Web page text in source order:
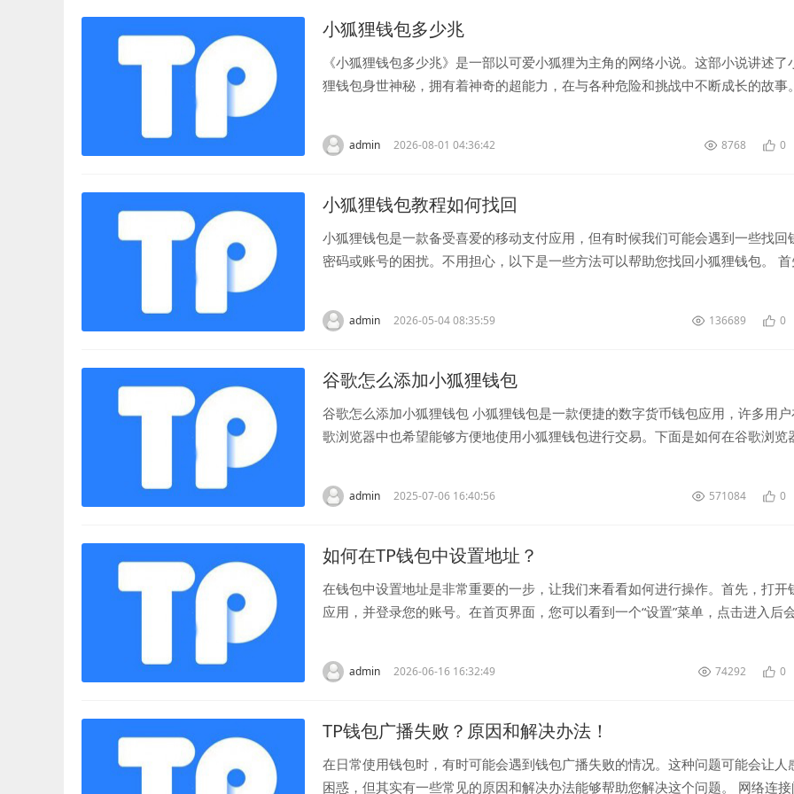
小狐狸钱包多少兆
《小狐狸钱包多少兆》是一部以可爱小狐狸为主角的网络小说。这部小说讲述了
狸钱包身世神秘，拥有着神奇的超能力，在与各种危险和挑战中不断成长的故事
admin 2026-08-01 04:36:42 8768 0
小狐狸钱包教程如何找回
小狐狸钱包是一款备受喜爱的移动支付应用，但有时候我们可能会遇到一些找回
密码或账号的困扰。不用担心，以下是一些方法可以帮助您找回小狐狸钱包。 首
admin 2026-05-04 08:35:59 136689 0
谷歌怎么添加小狐狸钱包
谷歌怎么添加小狐狸钱包 小狐狸钱包是一款便捷的数字货币钱包应用，许多用户
歌浏览器中也希望能够方便地使用小狐狸钱包进行交易。下面是如何在谷歌浏览
admin 2025-07-06 16:40:56 571084 0
如何在TP钱包中设置地址？
在钱包中设置地址是非常重要的一步，让我们来看看如何进行操作。首先，打开
应用，并登录您的账号。在首页界面，您可以看到一个“设置”菜单，点击进入后
admin 2026-06-16 16:32:49 74292 0
TP钱包广播失败？原因和解决办法！
在日常使用钱包时，有时可能会遇到钱包广播失败的情况。这种问题可能会让人
困惑，但其实有一些常见的原因和解决办法能够帮助您解决这个问题。 网络连接